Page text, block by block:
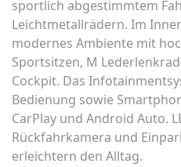
sportlich abgestimmtem
Leichtmetallrädern. Im
modernes Ambiente mit
Sportsitzen, M
Cockpit. Das
Bedienung sowie
CarPlay und Android Auto.
Rückfahrkamera und
erleichtern den Alltag.